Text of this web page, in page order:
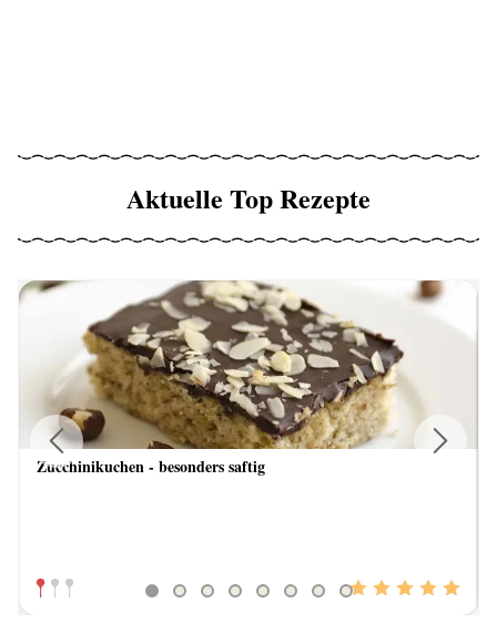
Aktuelle Top Rezepte
Zucchinikuchen - besonders saftig
Previous